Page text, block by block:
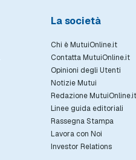
La società
Chi è MutuiOnline.it
Contatta MutuiOnline.it
Opinioni degli Utenti
Notizie Mutui
Redazione MutuiOnline.it
Linee guida editoriali
Rassegna Stampa
Lavora con Noi
Investor Relations